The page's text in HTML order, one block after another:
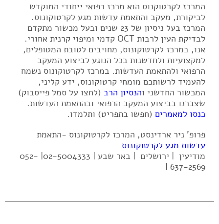
המרכז לקרטוקנוס הוא מרכז רפואי ייחודי המוקדש
לביקורת, מעקב והתאמת עדשות מגע לקרטוקונוס.
המרכז בעל ניסיון של 23 שנים ובעל מכשור מתקדם
לבדיקת העין לרבות OCT קדמי ומיפוי קרנית אחורי.
אנו, במרכז לקרטוקונוס, מחויבים לטובת המטופלים,
למקצועיות ולחדשנות בכל הנוגע לביצוע המעקב
הרפואי ולהתאמת העדשות. במרכז לקרטוקונוס נשמח
להעמיד לרשותכם מומחי קרטוקונוס, ידע קליני,
המכשור החדשני והנסיון הרב (לחצו על סמל פייסבוק)
שצברנו בביצוע המעקב הרפואי ובהתאמת העדשות.
כנסו למאמרים (חפשו בתפריט) ותלמדו.
פרופ' ניר ארדינסט, המרכז לקרטוקונוס -התאמת
עדשות מגע לקרטוקונוס
מודיעין | ירושלים | באר שבע | 02-5004333| 052-
637-2569 |